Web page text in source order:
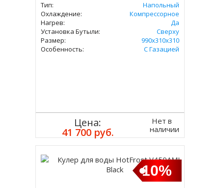
Тип:
Напольный
Охлаждение:
Компрессорное
Нагрев:
Да
Установка Бутыли:
Сверху
Размер:
990x310x310
Особенность:
С Газацией
Цена:
41 700 руб.
Нет в
наличии
10%